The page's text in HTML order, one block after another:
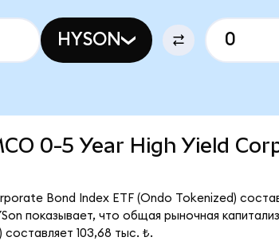
HYSON
0-5 Year High Yield
Bond Index ETF (Ondo Tokenized)
показывает, что общая рыночная
103,68 тыс. ₺.